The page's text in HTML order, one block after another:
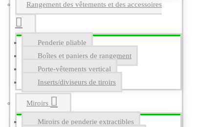
Rangement des vêtements et des accessoires
Penderie pliable
Boîtes et paniers de rangement
Porte-vêtements vertical
Inserts/diviseurs de tiroirs
Miroirs
Miroirs de penderie extractibles